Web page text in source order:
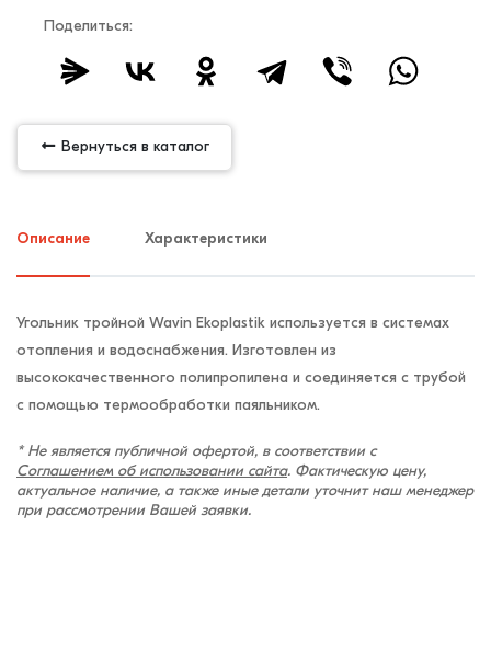
Поделиться:
Вернуться в каталог
Описание Характеристики
Угольник тройной Wavin Ekoplastik используется в системах
отопления и водоснабжения. Изготовлен из
высококачественного полипропилена и соединяется с трубой
с помощью термообработки паяльником.
* Не является публичной офертой, в соответствии с
Соглашением об использовании сайта. Фактическую цену,
актуальное наличие, а также иные детали уточнит наш менеджер
при рассмотрении Вашей заявки.